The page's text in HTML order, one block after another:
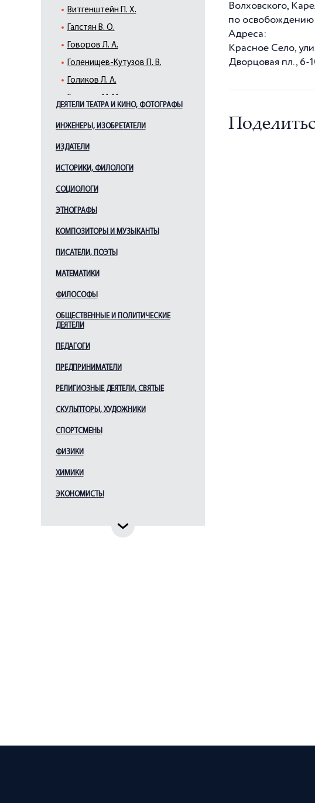
Витгенштейн П. Х.
Галстян В. О.
Говоров Л. А.
Голенищев-Кутузов П. В.
Голиков Л. А.
Грейг С. К.
Джонс Дж.
Дрозд В. П.
Ипсиланти А. К.
Исаков И. С.
Кoрнилoв В. A.
Корзун А. Г.
Корнилов В. А.
Корнилов Л. Г.
Кузьмин П. С.
Кутузов М. И.
Лазарев М. П.
Макаров С. О.
Мациевич Л. М.
ДЕЯТЕЛИ ТЕАТРА И КИНО, ФОТОГРАФЫ
ИНЖЕНЕРЫ, ИЗОБРЕТАТЕЛИ
ИЗДАТЕЛИ
ИСТОРИКИ, ФИЛОЛОГИ
СОЦИОЛОГИ
ЭТНОГРАФЫ
КОМПОЗИТОРЫ И МУЗЫКАНТЫ
ПИСАТЕЛИ, ПОЭТЫ
МАТЕМАТИКИ
ФИЛОСОФЫ
ОБЩЕСТВЕННЫЕ И ПОЛИТИЧЕСКИЕ
ДЕЯТЕЛИ
ПЕДАГОГИ
ПРЕДПРИНИМАТЕЛИ
РЕЛИГИОЗНЫЕ ДЕЯТЕЛИ, СВЯТЫЕ
СКУЛЬПТОРЫ, ХУДОЖНИКИ
СПОРТСМЕНЫ
ФИЗИКИ
ХИМИКИ
ЭКОНОМИСТЫ
Волховского,
по освобождению
Адреса:
Красное Село,
Дворцовая пл., 6-